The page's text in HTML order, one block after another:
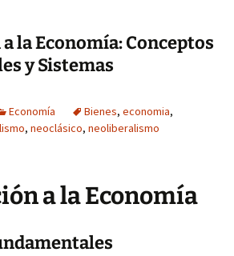
la Economía: Conceptos
y Sistemas
Economía Bienes, economia,
, neoclásico, neoliberalismo
a la Economía